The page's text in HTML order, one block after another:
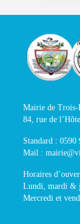
Mairie de Trois-
84, rue de
Standard : 0590
Mail :
Horaires
Lundi, mardi &
Mercredi et